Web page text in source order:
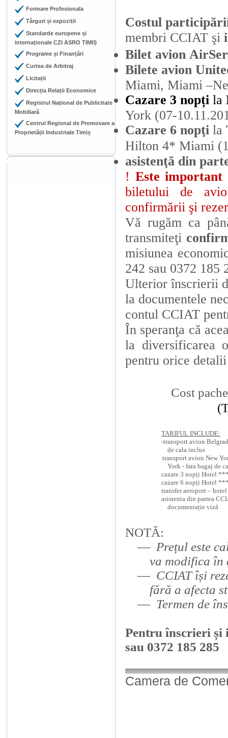
Formare Profesionala
Târguri și expoziții
Standarde europene și
internaționale CZI ASRO TIMIȘ
Programe și Finanțări
Curtea de Arbitraj
Licitații
Direcția Relații Economice
Registrul Național de Publicitate
Mobiliară
Centrul Regional de Promovare a
Proprietății Industriale Timiș
Costul
membri CCIAT şi
Bilet avion
Bilete avion
Miami, Miami
Cazare 3 nopți la
York (07-
Cazare 6 nopţi la
Hilton 4* Miami
asistenţă din
! Este important
biletului de
confirmării şi
Vă rugăm ca
transmiteţi
misiunea
242 sau 0372
Ulterior înscrierii
la documentele
contul CCIAT
În speranţa că
la diversificarea
pentru orice
Cost
TARIFUL INCLUDE:
-transport avion
de cala inclus
transport avion New
York - fara bagaj de
cazare 3 nopți Hotel
cazare 6 nopți Hotel
transfer aeroport –
asistenta din partea
documentație viză
NOTĂ:
— Prețul este
va modifica în
— CCIAT își
fără a afecta
— Termen de
Pentru înscrieri și
sau 0372 185 285
Camera de